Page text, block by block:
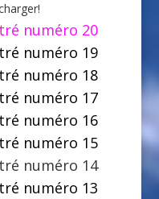
numéro 20
numéro 19
numéro 18
numéro 17
numéro 16
numéro 15
numéro 14
numéro 13